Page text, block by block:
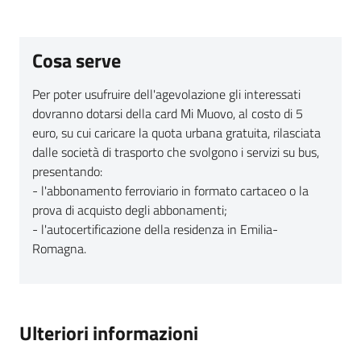
Cosa serve
Per poter usufruire dell'agevolazione gli interessati
dovranno dotarsi della card Mi Muovo, al costo di 5
euro, su cui caricare la quota urbana gratuita, rilasciata
dalle società di trasporto che svolgono i servizi su bus,
presentando:
- l'abbonamento ferroviario in formato cartaceo o la
prova di acquisto degli abbonamenti;
- l'autocertificazione della residenza in Emilia-
Romagna.
Ulteriori informazioni